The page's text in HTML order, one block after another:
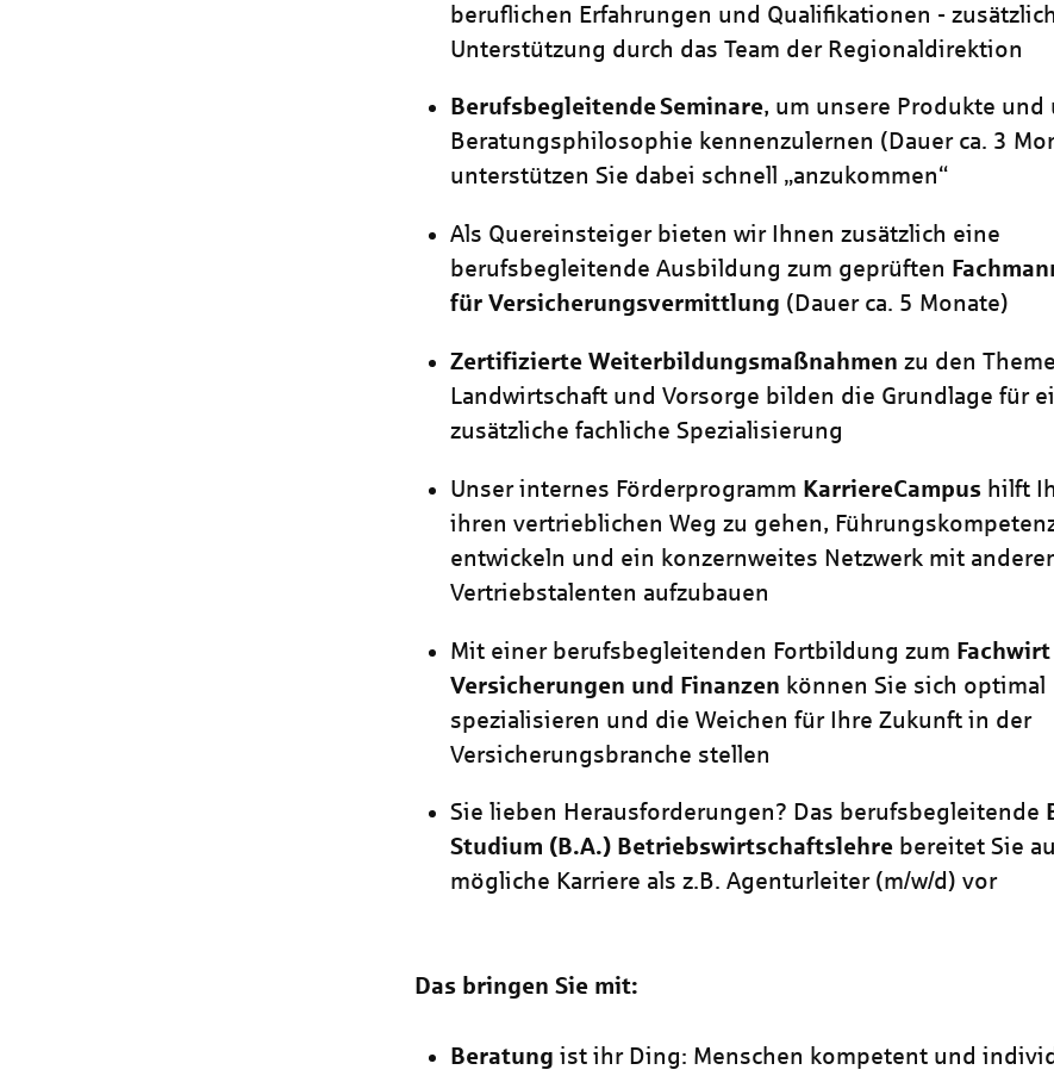
beruflichen Erfahrungen und Qualifikationen -
Unterstützung durch das Team der Regionaldirektion
BerufsbegleitendeSeminare, um unsere Produkte und
Beratungsphilosophie kennenzulernen (Dauer ca. 3
unterstützen Sie dabei schnell „anzukommen“
Als Quereinsteiger bieten wir Ihnen zusätzlich eine
berufsbegleitende Ausbildung zum geprüften
für Versicherungsvermittlung (Dauer ca. 5 Monate)
Zertifizierte Weiterbildungsmaßnahmenzu den
Landwirtschaft und Vorsorge bilden die Grundlage für
zusätzliche fachliche Spezialisierung
Unser internes Förderprogramm KarriereCampus hilft
ihren vertrieblichen Weg zu gehen,
entwickeln und ein konzernweites Netzwerk mit
Vertriebstalenten aufzubauen
Mit einer berufsbegleitenden Fortbildung zum Fachwirt
Versicherungen und Finanzen können Sie sich optimal
spezialisieren und die Weichen für Ihre Zukunft in der
Versicherungsbranche stellen
Sie lieben Herausforderungen? Das berufsbegleitende
Studium (B.A.) Betriebswirtschaftslehre bereitet Sie
mögliche Karriere als z.B. Agenturleiter (m/w/d) vor
Das bringen Sie mit:
Beratung ist ihr Ding: Menschen kompetent und